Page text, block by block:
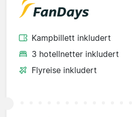
Kampbillett inkludert
3 hotellnetter inkludert
Flyreise inkludert